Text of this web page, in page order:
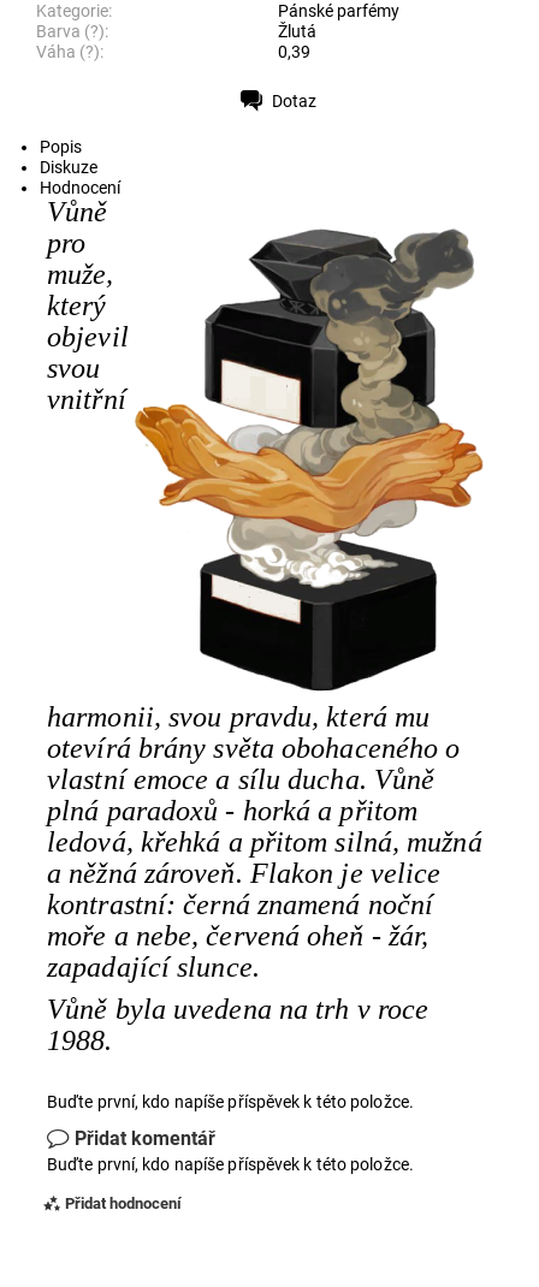
Kategorie:
Pánské parfémy
Barva (?):
Žlutá
Váha (?):
0,39
Dotaz
Popis
Diskuze
Hodnocení
Vůně
pro
muže,
který
objevil
svou
vnitřní
harmonii, svou pravdu, která mu
otevírá brány světa obohaceného o
vlastní emoce a sílu ducha. Vůně
plná paradoxů - horká a přitom
ledová, křehká a přitom silná, mužná
a něžná zároveň. Flakon je velice
kontrastní: černá znamená noční
moře a nebe, červená oheň - žár,
zapadající slunce.
Vůně byla uvedena na trh v roce
1988.
Buďte první, kdo napíše příspěvek k této položce.
Přidat komentář
Buďte první, kdo napíše příspěvek k této položce.
Přidat hodnocení